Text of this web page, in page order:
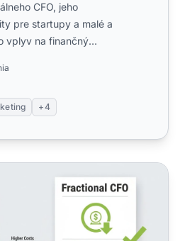
CFO, jeho
pre startupy a malé a
vplyv na finančný
+4
externého CFO? |